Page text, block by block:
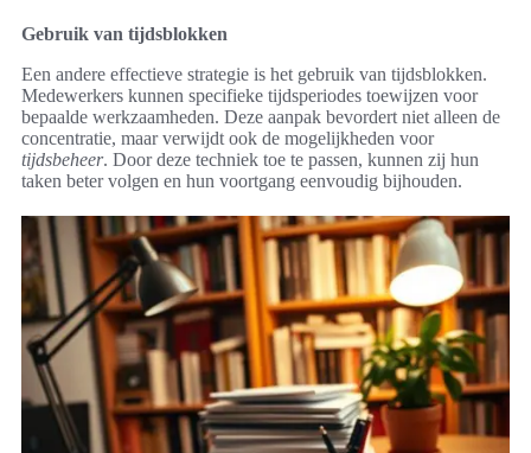
Gebruik van tijdsblokken
Een andere effectieve strategie is het gebruik van tijdsblokken.
Medewerkers kunnen specifieke tijdsperiodes toewijzen voor
bepaalde werkzaamheden. Deze aanpak bevordert niet alleen de
concentratie, maar verwijdt ook de mogelijkheden voor
tijdsbeheer. Door deze techniek toe te passen, kunnen zij hun
taken beter volgen en hun voortgang eenvoudig bijhouden.